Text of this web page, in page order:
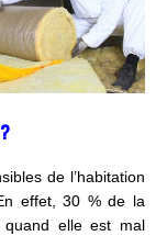
de l’habitation
effet, 30 % de la
elle est mal